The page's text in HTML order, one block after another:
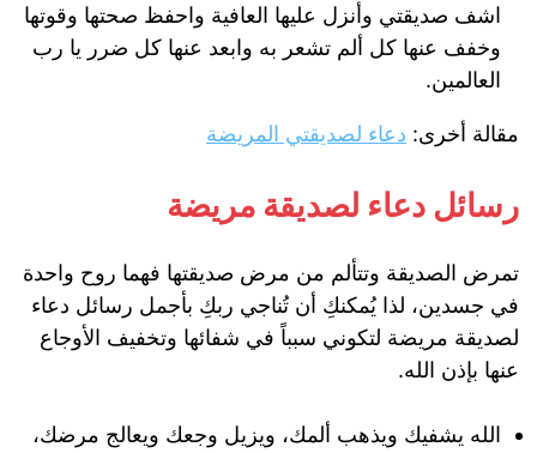
اشف صديقتي وأنزل عليها العافية واحفظ صحتها وقوتها
وخفف عنها كل ألم تشعر به وابعد عنها كل ضرر يا رب
العالمين.
مقالة أخرى: دعاء لصديقتي المريضة
رسائل دعاء لصديقة مريضة
تمرض الصديقة وتتألم من مرض صديقتها فهما روح واحدة
في جسدين، لذا يُمكنكِ أن تُناجي ربكِ بأجمل رسائل دعاء
لصديقة مريضة لتكوني سبباً في شفائها وتخفيف الأوجاع
عنها بإذن الله.
الله يشفيك ويذهب ألمك، ويزيل وجعك ويعالج مرضك،